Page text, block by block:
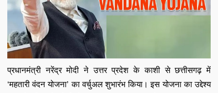
प्रधानमंत्री नरेंद्र मोदी ने उत्तर प्रदेश के काशी से छत्तीसगढ़ में
‘महतारी वंदन योजना’ का वर्चुअल शुभारंभ किया। इस योजना का उद्देश्य